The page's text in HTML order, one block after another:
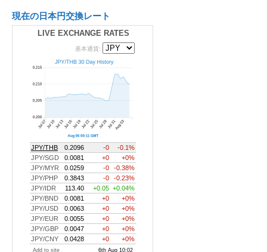
現在の日本円交換レート
LIVE EXCHANGE RATES